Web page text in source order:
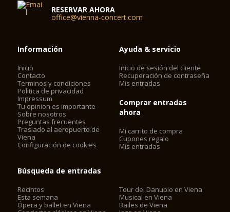
RESERVAR AHORA
office@vienna-concert.com
Información
Inicio
Contacto
Terminos y condiciones
Politica de privacidad
Impressum
Tu opinion es importante
Sobre nosotros
Preguntas frecuentes
Traslado al aeropuerto de
Viena
Configuración de cookies
Ayuda & servicio
Inicio de sesión del cliente
Recuperación de contraseña
Mis entradas
Comprar entradas
ahora
Mi carrito de compra
Cupones regalo
Mis entradas
Búsqueda de entradas
Recintos
Esta semana
Ópera y ballet en Viena
Tour del Danubio en Viena
Musical en Viena
Bailes de Viena